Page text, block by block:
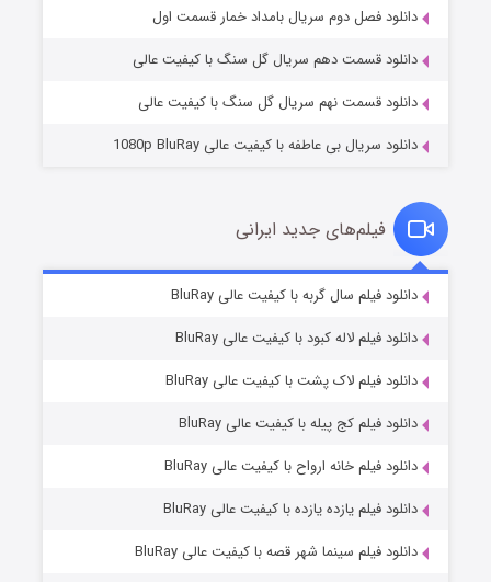
قسمت۲ (زیرنویس) منتشر شد
قسمت۷ (زیرنویس) منتشر شد
شوگر فصل ۲
دانلود فصل دوم سریال بامداد خمار قسمت اول
دانلود قسمت دهم سریال گل سنگ با کیفیت عالی
دانلود قسمت نهم سریال گل سنگ با کیفیت عالی
دانلود سریال بی عاطفه با کیفیت عالی 1080p BluRay
فیلم‌های جدید ایرانی
دانلود فیلم سال گربه با کیفیت عالی BluRay
دانلود فیلم لاله کبود با کیفیت عالی BluRay
دانلود فیلم لاک پشت با کیفیت عالی BluRay
دانلود فیلم کج‌ پیله با کیفیت عالی BluRay
دانلود فیلم خانه ارواح با کیفیت عالی BluRay
دانلود فیلم یازده یازده با کیفیت عالی BluRay
دانلود فیلم سینما شهر قصه با کیفیت عالی BluRay